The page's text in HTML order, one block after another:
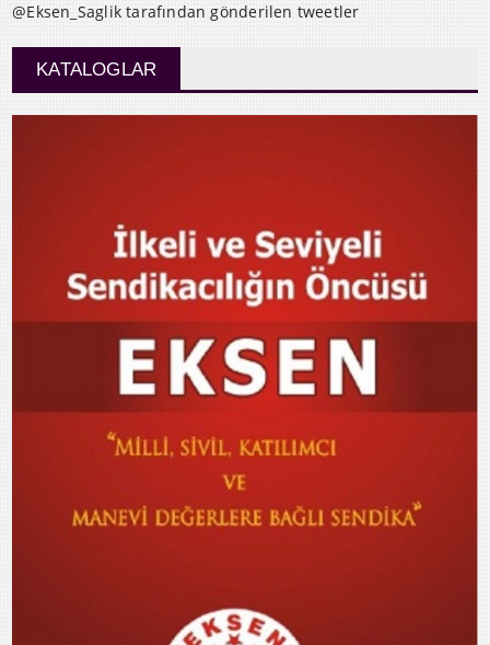
@Eksen_Saglik tarafından gönderilen tweetler
KATALOGLAR